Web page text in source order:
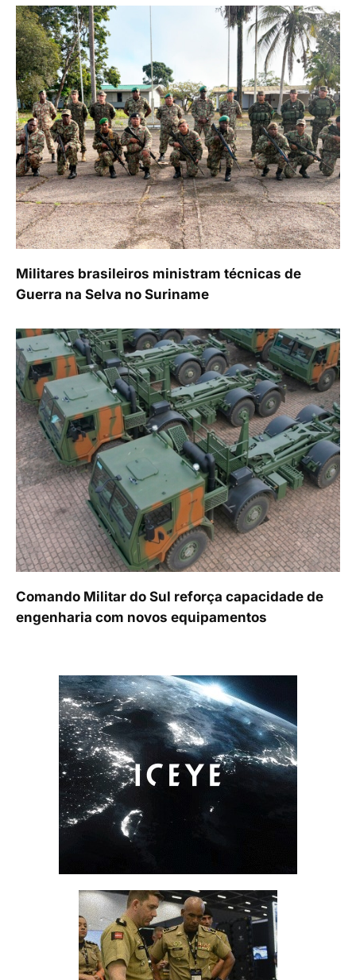
Militares brasileiros ministram técnicas de
Guerra na Selva no Suriname
Comando Militar do Sul reforça capacidade de
engenharia com novos equipamentos